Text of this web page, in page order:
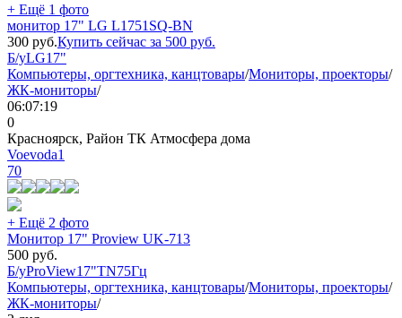
+ Ещё 1 фото
монитор 17" LG L1751SQ-BN
300 руб.Купить сейчас за 500 руб.
Б/уLG17"
Компьютеры, оргтехника, канцтовары/Мониторы, проекторы/
ЖК-мониторы/
06:07:19
0
Красноярск, Район ТК Атмосфера дома
Voevoda1
70
+ Ещё 2 фото
Монитор 17" Proview UK-713
500 руб.
Б/уProView17"TN75Гц
Компьютеры, оргтехника, канцтовары/Мониторы, проекторы/
ЖК-мониторы/